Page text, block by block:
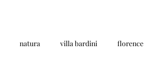
natura villa bardini florence